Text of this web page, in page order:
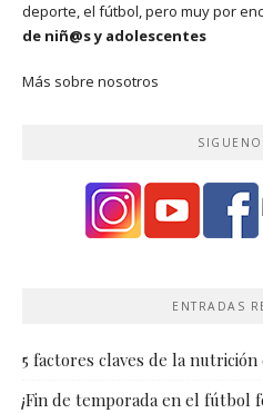
deporte, el fútbol, pero muy por
de niñ@s y adolescentes
Más sobre nosotros
ENTRADAS
5 factores claves de la
¡Fin de temporada en el fútbol